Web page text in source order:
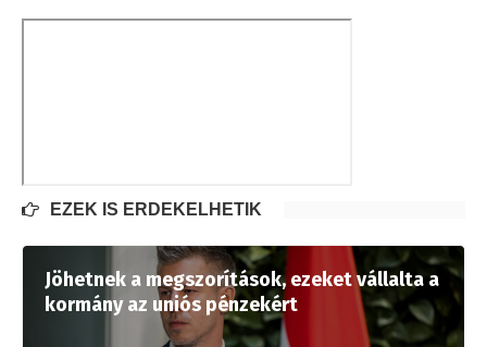
EZEK IS ÉRDEKELHETIK
Jöhetnek a megszorítások, ezeket vállalta a
kormány az uniós pénzekért